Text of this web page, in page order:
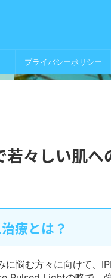
プライバシーポリシー
若々しい肌へ
療とは？
悩む方々に向けて、